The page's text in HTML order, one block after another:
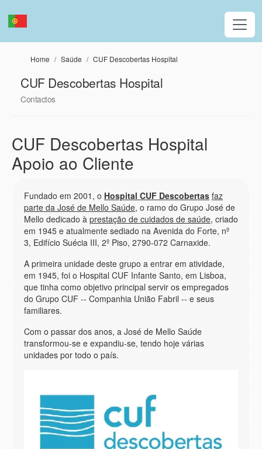
Home Saúde CUF Descobertas Hospital
CUF Descobertas Hospital
Contactos
CUF Descobertas Hospital
Apoio ao Cliente
Fundado em 2001, o Hospital CUF Descobertas faz
parte da José de Mello Saúde, o ramo do Grupo José de
Mello dedicado à prestação de cuidados de saúde, criado
em 1945 e atualmente sediado na Avenida do Forte, nº
3, Edifício Suécia III, 2º Piso, 2790-072 Carnaxide.
A primeira unidade deste grupo a entrar em atividade,
em 1945, foi o Hospital CUF Infante Santo, em Lisboa,
que tinha como objetivo principal servir os empregados
do Grupo CUF -- Companhia União Fabril -- e seus
familiares.
Com o passar dos anos, a José de Mello Saúde
transformou-se e expandiu-se, tendo hoje várias
unidades por todo o país.